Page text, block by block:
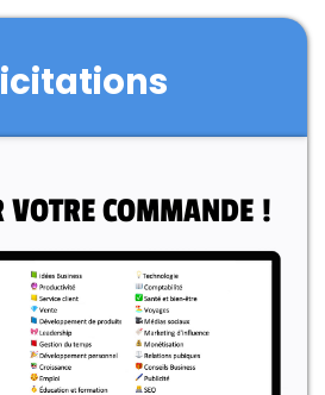
VOTRE COMMANDE !